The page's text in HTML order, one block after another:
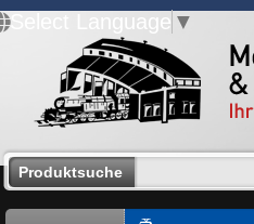
Select Language ▼
Produktsuche